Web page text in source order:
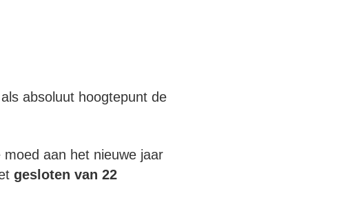
absoluut hoogtepunt de
aan het nieuwe jaar
gesloten van 22